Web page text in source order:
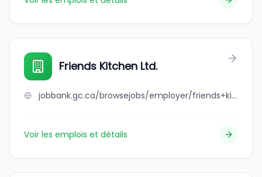
Friends Kitchen Ltd.
jobbank.gc.ca/browsejobs/employer/friends+kitchen+ltd./ca
Voir les emplois et détails